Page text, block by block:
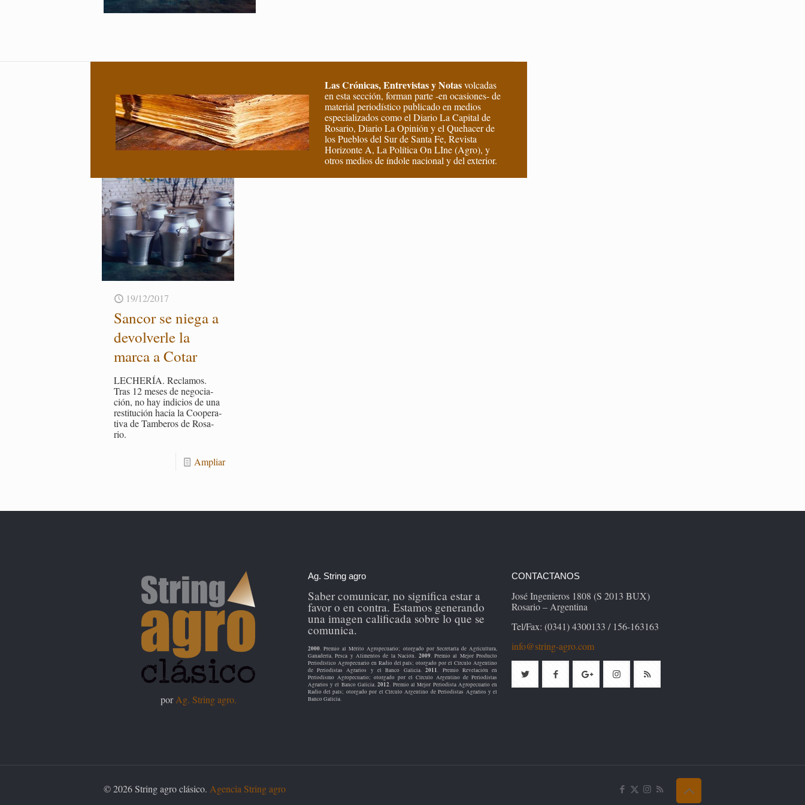
Las Crónicas, Entrevistas y Notasvolcadas
en esta sección, forman parte -en ocasiones- de
material periodístico publicado en medios
especializados como el Diario La Capital de
Rosario, Diario La Opinión y el Quehacer de
los Pueblos del Sur de Santa Fe, Revista
Horizonte A, La Política On LIne (Agro), y
otros medios de índole nacional y del exterior.
19/12/2017
San­cor se niega a
de­vol­ver­le la
marca a Cotar
LE­CHE­RÍA. Re­cla­mos.
Tras 12 meses de ne­go­cia­
ción, no hay in­di­cios de una
res­ti­tu­ción hacia la Coope­ra­
ti­va de Tam­be­ros de Ro­sa­
rio.
Am­pliar
porAg. String agro.
Ag. String agro
Saber comunicar, no significa estar a
favor o en contra. Estamos generando
una imagen calificada sobre lo que se
comunica.
2000. Premio al Mérito Agropecuario; otorgado por Secretaría de Agricultura,
Ganadería, Pesca y Alimentos de la Nación. 2009. Premio al Mejor Producto
Periodístico Agropecuario en Radio del país; otorgado por el Círculo Argentino
de Periodistas Agrarios y el Banco Galicia.2011. Premio Revelación en
Periodismo Agropecuario; otorgado por el Círculo Argentino de Periodistas
Agrarios y el Banco Galicia.2012. Premio al Mejor Periodista Agropecuario en
Radio del país; otorgado por el Círculo Argentino de Periodistas Agrarios y el
Banco Galicia.
CONTACTANOS
José Ingenieros 1808 (S 2013 BUX)
Rosario – Argentina
Tel/Fax: (0341) 4300133 / 156-163163
info@string-agro.com
© 2026 String agro clásico. Agencia String agro